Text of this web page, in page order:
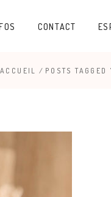
CONTACT
ACCUEIL / POSTS